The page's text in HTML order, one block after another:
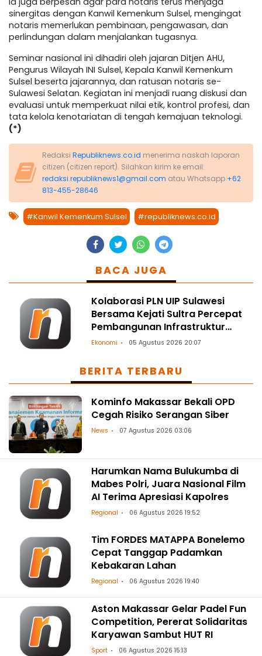
sinergitas dengan Kanwil Kemenkum Sulsel, mengingat
notaris memerlukan pembinaan, pengawasan, dan
perlindungan dalam menjalankan tugasnya.
Seminar nasional ini dihadiri oleh jajaran Ditjen AHU,
Pengurus Wilayah INI Sulsel, Kepala Kanwil Kemenkum
Sulsel beserta jajarannya, dan ratusan notaris se-
Sulawesi Selatan. Kegiatan ini menjadi ruang diskusi dan
evaluasi untuk memperkuat nilai etik, kontrol profesi, dan
tata kelola kenotariatan di tengah kemajuan teknologi.
(*)
Redaksi Republiknews.co.id menerima naskah laporan
citizen (citizen report). Silahkan kirim ke email:
redaksi.republiknews1@gmail.com atau Whatsapp +62
813-455-28646
#Kanwil Kemenkum Sulsel #republiknews.co.id
BACA JUGA
Kolaborasi PLN UIP Sulawesi
Bersama Kejati Sultra Percepat
Pembangunan Infrastruktur
Ketenagalistrikan
Ekonomi 05 Agustus 2026 20:07
BERITA TERBARU
Kominfo Makassar Bekali OPD
Cegah Risiko Serangan Siber
News 07 Agustus 2026 03:06
Harumkan Nama Bulukumba di
Mabes Polri, Juara Nasional Film
AI Terima Apresiasi Kapolres
Regional 06 Agustus 2026 19:52
Tim FORDES MATAPPA Bonelemo
Cepat Tanggap Padamkan
Kebakaran Lahan
Regional 06 Agustus 2026 19:40
Aston Makassar Gelar Padel Fun
Competition, Pererat Solidaritas
Karyawan Sambut HUT RI
Sport 06 Agustus 2026 15:13